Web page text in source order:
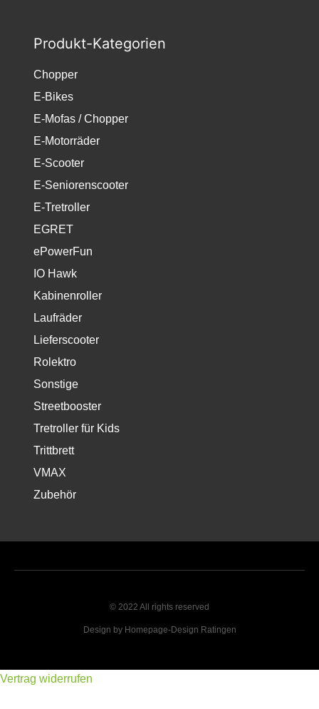
Produkt-Kategorien
Chopper
E-Bikes
E-Mofas / Chopper
E-Motorräder
E-Scooter
E-Seniorenscooter
E-Tretroller
EGRET
ePowerFun
IO Hawk
Kabinenroller
Laufräder
Lieferscooter
Rolektro
Sonstige
Streetbooster
Tretroller für Kids
Trittbrett
VMAX
Zubehör
© 2022 All rights reserved
Design by Homepage-Design Ratingen
Vertrag widerrufen